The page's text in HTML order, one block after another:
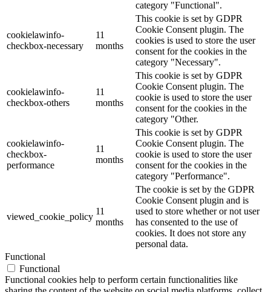
category "Functional".
cookielawinfo-
checkbox-necessary
11
months
This cookie is set by GDPR
Cookie Consent plugin. The
cookies is used to store the user
consent for the cookies in the
category "Necessary".
cookielawinfo-
checkbox-others
11
months
This cookie is set by GDPR
Cookie Consent plugin. The
cookie is used to store the user
consent for the cookies in the
category "Other.
cookielawinfo-
checkbox-
performance
11
months
This cookie is set by GDPR
Cookie Consent plugin. The
cookie is used to store the user
consent for the cookies in the
category "Performance".
viewed_cookie_policy
11
months
The cookie is set by the GDPR
Cookie Consent plugin and is
used to store whether or not user
has consented to the use of
cookies. It does not store any
personal data.
Functional
Functional
Functional cookies help to perform certain functionalities like